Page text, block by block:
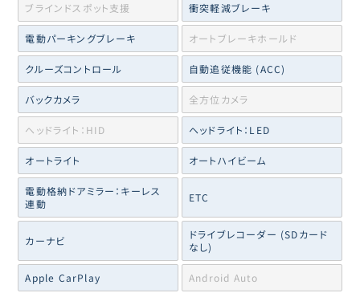
ブラインドスポット支援 衝突軽減ブレーキ
電動パーキングブレーキ オートブレーキホールド
クルーズコントロール 自動追従機能 (ACC)
バックカメラ 全方位カメラ
ヘッドライト：HID ヘッドライト：LED
オートライト オートハイビーム
電動格納ドアミラー：キーレス
連動
ETC
カーナビ
ドライブレコーダー (SDカード
なし)
Apple CarPlay Android Auto